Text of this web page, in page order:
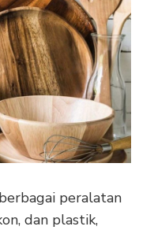
peralatan
dan plastik,